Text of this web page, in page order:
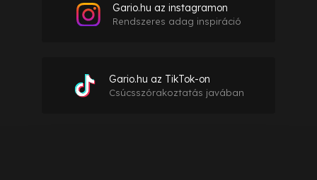
Gario.hu az instagramon
Rendszeres adag inspiráció
Gario.hu az TikTok-on
Csúcsszórakoztatás javában